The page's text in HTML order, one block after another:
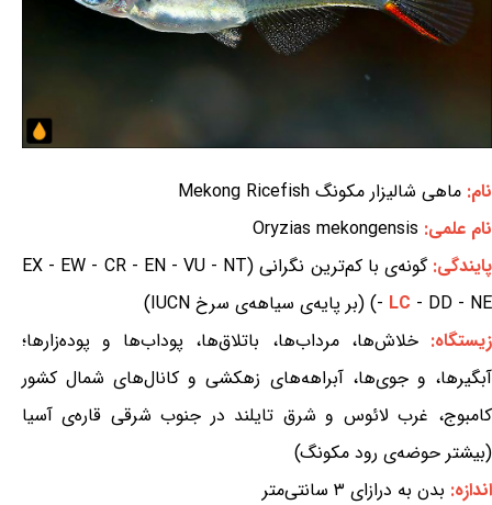
نام: ماهی شالیزار مکونگ Mekong Ricefish
نام علمی: Oryzias mekongensis
پایندگی:
گونه‌ی با کم‌ترین نگرانی (EX - EW - CR - EN - VU - NT
- LC - DD - NE) (بر پایه‌ی سیاهه‌ی سرخ IUCN)
زیستگاه:خلاش‌ها، مرداب‌ها، باتلاق‌ها، پوداب‌ها و پوده‌زارها؛
آبگیرها، و جوی‌ها، آبراهه‌های زهکشی و کانال‌های شمال کشور
کامبوج، غرب لائوس و شرق تایلند در جنوب شرقی قاره‌ی آسیا
(بیشتر حوضه‌ی رود مکونگ)
اندازه: بدن به درازای ۳ سانتی‌متر